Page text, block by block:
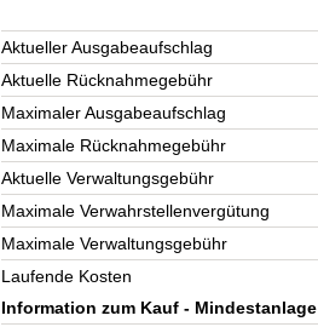
Aktueller Ausgabeaufschlag
Aktuelle Rücknahmegebühr
Maximaler Ausgabeaufschlag
Maximale Rücknahmegebühr
Aktuelle Verwaltungsgebühr
Maximale Verwahrstellenvergütung
Maximale Verwaltungsgebühr
Laufende Kosten
Information zum Kauf - Mindestanlage